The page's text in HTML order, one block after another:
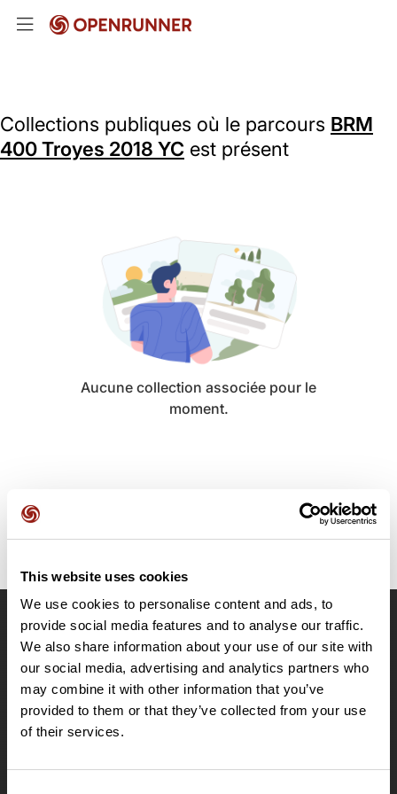
This website uses cookies
We use cookies to personalise content and ads, to
provide social media features and to analyse our traffic.
We also share information about your use of our site with
our social media, advertising and analytics partners who
may combine it with other information that you’ve
provided to them or that they’ve collected from your use
of their services.
Collections publiques où le parcours BRM
400 Troyes 2018 YC est présent
Aucune collection associée pour le
moment.
OpenRunner
Equipe
Carrières
À propos
Contact